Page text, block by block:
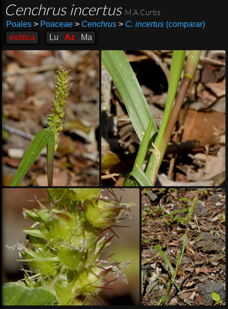
Cenchrus incertus M.A.Curtis
Poales >Poaceae > Cenchrus > C. incertus(comparar)
exótica
Lu Az Ma